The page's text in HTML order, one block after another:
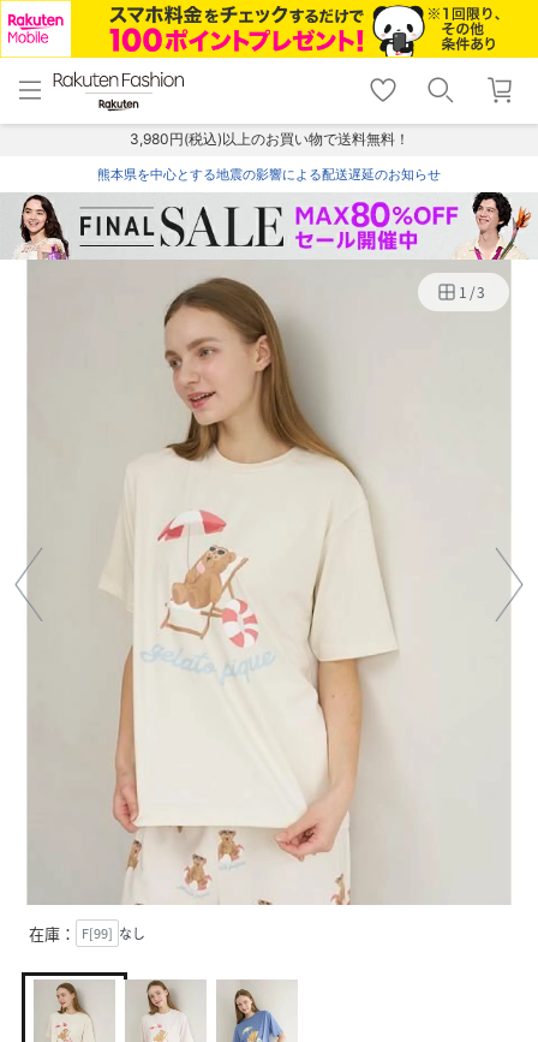
menu home
トップ
shopping_cart lock_outline
ログイン
3,980円(税込)以上のお買い物で送料無料！
熊本県を中心とする地震の影響による配送遅延のお知らせ
1 /3
在庫： F[99] なし